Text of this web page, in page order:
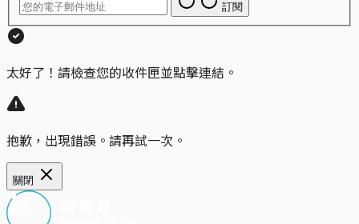
訂閱
太好了！請檢查您的收件匣並點擊連結。
抱歉，出現錯誤。請再試一次。
關閉